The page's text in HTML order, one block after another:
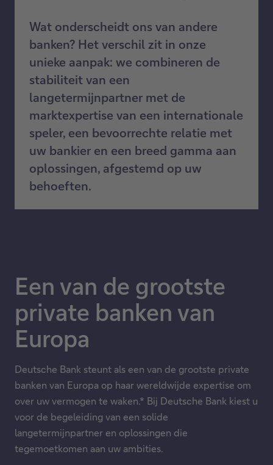
Wat onderscheidt ons van andere
banken? Het verschil zit in onze
unieke aanpak: we combineren de
stabiliteit van een
langetermijnpartner met de
marktexpertise van een internationale
speler, een bevoorrechte relatie met
uw bankier en een breed gamma aan
oplossingen, afgestemd op uw
behoeften.
Een van de grootste
private banken van
Europa
Deutsche Bank steunt als een van de grootste private
banken van Europa op haar wereldwijde expertise om
over uw vermogen te waken.* Bij Deutsche Bank kiest u
voor de begeleiding van een solide
langetermijnpartner en oplossingen die
tegemoetkomen aan uw ambities.